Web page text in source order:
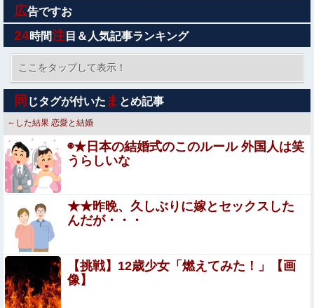
【動画】女子アナさん、ノーブラでうっかり衣装から乳首
が透けてしまう放送事故ｗｗｗ
手マン嫌がる彼氏持ちギャル「ねぇもうやめて！」⇒ マ○
コは正直だった結果…
みいちゃん、セコカンになる
ジャンポケ斉藤「同意があったんです。本当です。信じて
下さい」←何でこの主張が通らないの？
ドイツ、熱中症で10,000人以上死亡、ほとんどがお前らと
同年代で若者は元気💪
夫さん、妻に「天井のシミ数えてれば終わるでな」と押し
倒されて性行為 → 凄いことになるｗｗｗｗｗ
【恐怖】小3の俺が包丁持ったオッサンと遭遇した結
果・・・警察が衝撃の理由を語ったｗｗｗｗ
【動画】役満ボディの岡田紗佳(32)さん、渾身のあたシコ
広告ですお
24時間注 目＆人気記事ランキング
ここをタップして表示！
同 じタグが付いた ま とめ記事
～した結果 恋愛と結婚
◉★日本の結婚式のこのルール 外国人は笑
うらしいな
★★昨晩、久しぶりに嫁とセックスした
んだが・・・
【挑戦】12歳少女「燃えてみた！」【画
像】